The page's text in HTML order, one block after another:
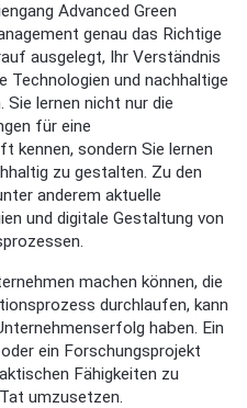
Advanced Green
genau das Richtige
ausgelegt, Ihr Verständnis
und nachhaltige
lernen nicht nur die
für eine
kennen, sondern Sie lernen
zu gestalten. Zu den
anderem aktuelle
und digitale Gestaltung von
machen können, die
durchlaufen, kann
haben. Ein
ein Forschungsprojekt
Fähigkeiten zu
umzusetzen.